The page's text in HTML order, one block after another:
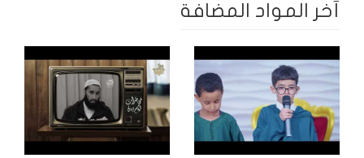
آخر المواد المضافة